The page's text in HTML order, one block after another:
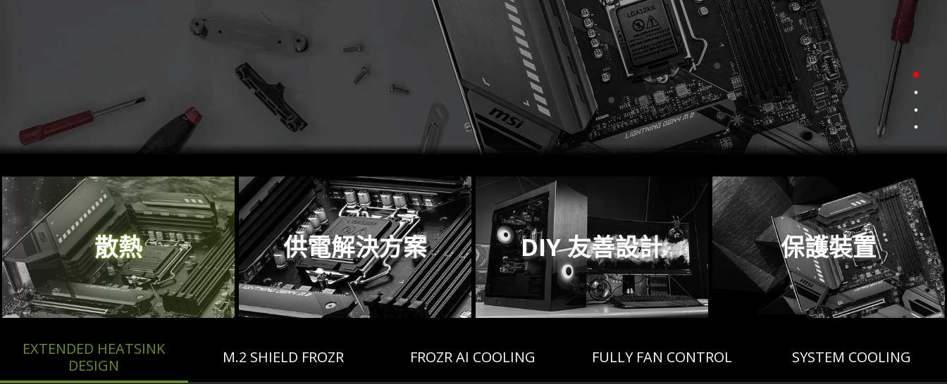
散熱 供電解決方案 DIY 友善設計 保護裝置
EXTENDED HEATSINK
DESIGN
M.2 SHIELD FROZR FROZR AI COOLING FULLY FAN CONTROL SYSTEM COOLING